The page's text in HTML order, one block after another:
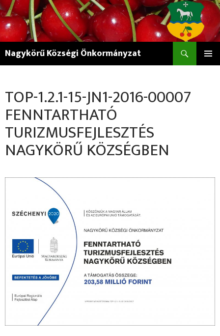
Nagykörű Községi Önkormányzat
TOP-1.2.1-15-JN1-2016-00007
FENNTARTHATÓ
TURIZMUSFEJLESZTÉS
NAGYKÖRŰ KÖZSÉGBEN